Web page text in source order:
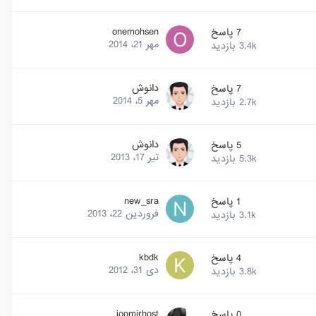
7 پاسخ
3.4k بازدید
onemohsen
مهر 21، 2014
7 پاسخ
2.7k بازدید
دانوش
مهر 5، 2014
5 پاسخ
5.3k بازدید
دانوش
تیر 17، 2013
1 پاسخ
3.1k بازدید
new_sra
فروردین 22، 2013
4 پاسخ
3.8k بازدید
kbdk
دی 31، 2012